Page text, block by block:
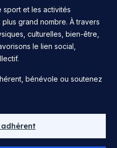
sport et les activités
grand nombre. À travers
culturelles, bien-être,
le lien social,
bénévole ou soutenez
adhérent